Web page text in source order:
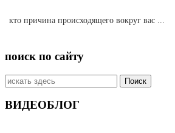
кто причина происходящего вокруг вас ...
поиск по сайту
Искать:
ВИДЕОБЛОГ